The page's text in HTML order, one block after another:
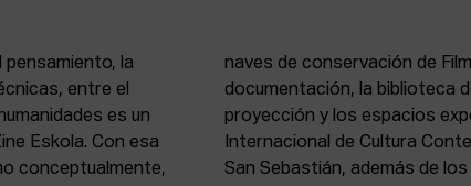
la
entre el
es un
Eskola. Con esa
conceptualmente,
naves de conservación de
documentación, la biblioteca
proyección y los espacios
Internacional de Cultura
San Sebastián, además de